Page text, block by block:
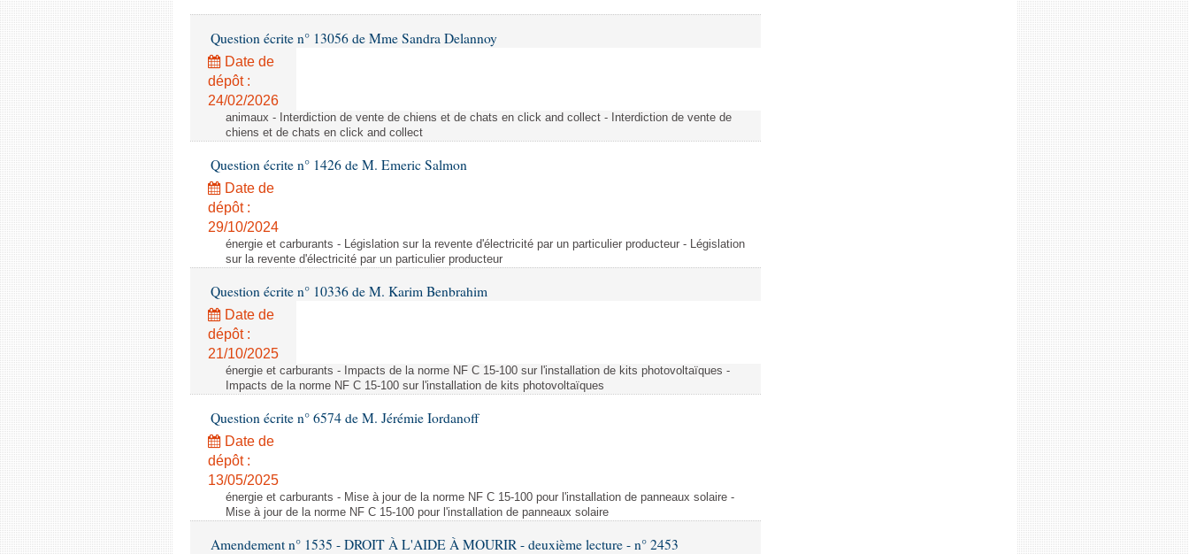
Question écrite n° 13056 de Mme Sandra Delannoy
Date de
dépôt :
24/02/2026
animaux - Interdiction de vente de chiens et de chats en click and collect - Interdiction de vente de
chiens et de chats en click and collect
Question écrite n° 1426 de M. Emeric Salmon
Date de
dépôt :
29/10/2024
énergie et carburants - Législation sur la revente d'électricité par un particulier producteur - Législation
sur la revente d'électricité par un particulier producteur
Question écrite n° 10336 de M. Karim Benbrahim
Date de
dépôt :
21/10/2025
énergie et carburants - Impacts de la norme NF C 15-100 sur l'installation de kits photovoltaïques -
Impacts de la norme NF C 15-100 sur l'installation de kits photovoltaïques
Question écrite n° 6574 de M. Jérémie Iordanoff
Date de
dépôt :
13/05/2025
énergie et carburants - Mise à jour de la norme NF C 15-100 pour l'installation de panneaux solaire -
Mise à jour de la norme NF C 15-100 pour l'installation de panneaux solaire
Amendement n° 1535 - DROIT À L'AIDE À MOURIR - deuxième lecture - n° 2453